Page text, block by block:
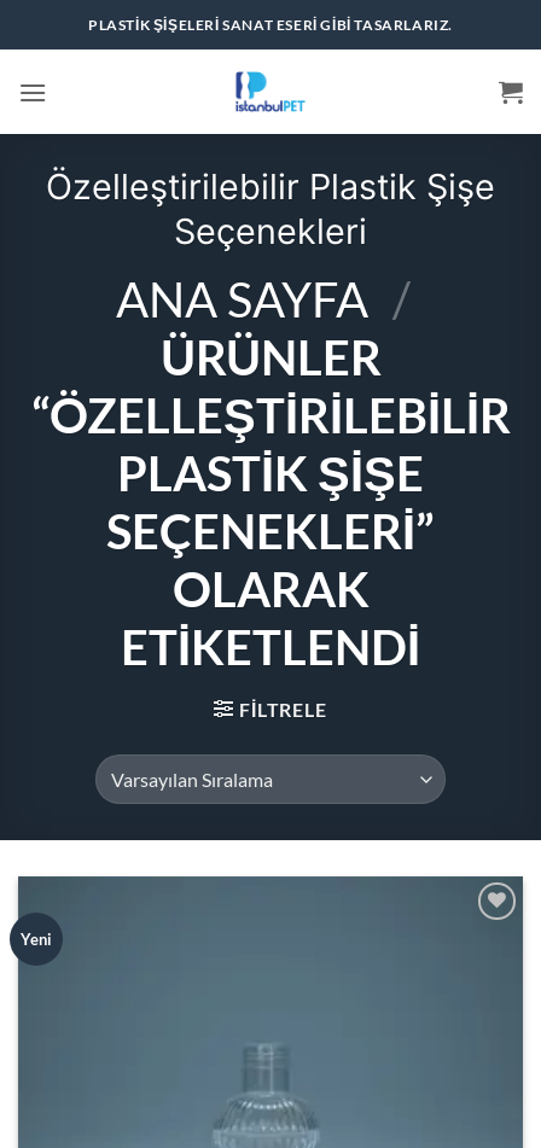
atla
PLASTIK ŞIŞELERI SANAT ESERI GIBI TASARLARIZ.
Özelleştirilebilir Plastik Şişe
Seçenekleri
ANA SAYFA /
ÜRÜNLER
“ÖZELLEŞTIRILEBILIR
PLASTIK ŞIŞE
SEÇENEKLERI”
OLARAK
ETIKETLENDI
FILTRELE
Yeni